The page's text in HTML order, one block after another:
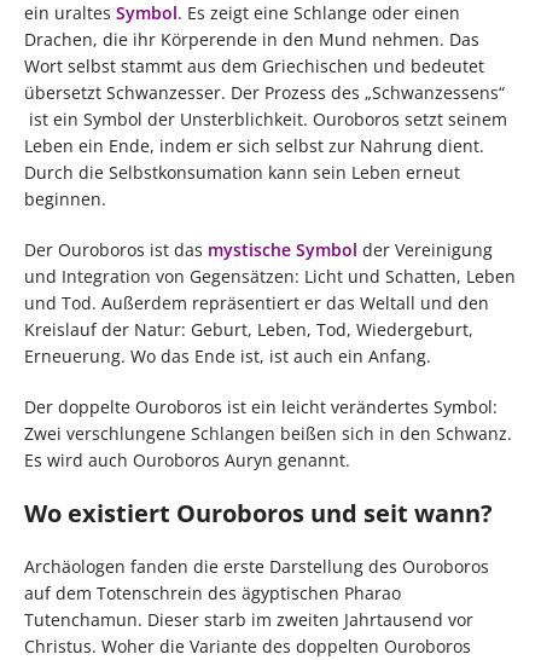
ein uraltes Symbol. Es zeigt eine Schlange oder einen
Drachen, die ihr Körperende in den Mund nehmen. Das
Wort selbst stammt aus dem Griechischen und bedeutet
übersetzt Schwanzesser. Der Prozess des „Schwanzessens“
ist ein Symbol der Unsterblichkeit. Ouroboros setzt seinem
Leben ein Ende, indem er sich selbst zur Nahrung dient.
Durch die Selbstkonsumation kann sein Leben erneut
beginnen.
Der Ouroboros ist das mystische Symbol der Vereinigung
und Integration von Gegensätzen: Licht und Schatten, Leben
und Tod. Außerdem repräsentiert er das Weltall und den
Kreislauf der Natur: Geburt, Leben, Tod, Wiedergeburt,
Erneuerung. Wo das Ende ist, ist auch ein Anfang.
Der doppelte Ouroboros ist ein leicht verändertes Symbol:
Zwei verschlungene Schlangen beißen sich in den Schwanz.
Es wird auch Ouroboros Auryn genannt.
Wo existiert Ouroboros und seit wann?
Archäologen fanden die erste Darstellung des Ouroboros
auf dem Totenschrein des ägyptischen Pharao
Tutenchamun. Dieser starb im zweiten Jahrtausend vor
Christus. Woher die Variante des doppelten Ouroboros